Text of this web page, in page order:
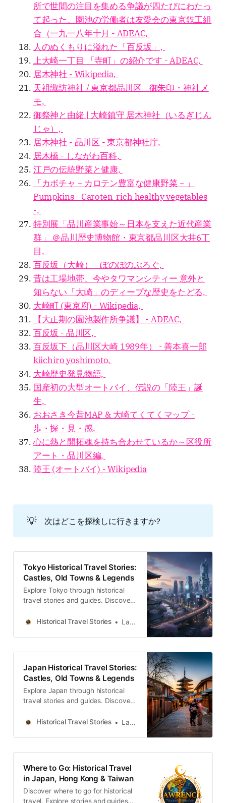
所で世間の注目を集める争議が四たびにわたっ
て起った。園池の労働者は友愛会の東京鉄工組
合（一九一八年十月 - ADEAC,
人のぬくもりに溢れた「百反坂」,
上大崎一丁目 「寺町」の紹介です - ADEAC,
居木神社 - Wikipedia,
天祖諏訪神社 / 東京都品川区 - 御朱印・神社メ
モ,
御祭神と由緒 | 大崎鎮守 居木神社（いるぎじん
じゃ）,
居木神社 - 品川区 - 東京都神社庁,
居木橋 - しながわ百科,
江戸の伝統野菜と健康,
「カボチャ－カロテン豊富な健康野菜－」
Pumpkins - Caroten-rich healthy vegetables
-,
特別展「品川産業事始～日本を支えた近代産業
群」 ＠品川歴史博物館・東京都品川区大井6丁
目,
百反坂（大崎） - ぼのぼのぶろぐ,
昔は工場地帯、今やタワマンシティー 意外と
知らない「大崎」のディープな歴史をたどる,
大崎町 (東京府) - Wikipedia,
【大正期の園池製作所争議】 - ADEAC,
百反坂 - 品川区,
百反坂下（品川区大崎 1989年） - 善本喜一郎
kiichiro yoshimoto,
大崎歴史発見物語,
国産初の大型オートバイ、伝説の「陸王」誕
生,
おおさき今昔MAP & 大崎てくてくマップ -
歩・探・見・感,
心に熱と開拓魂を持ち合わせているか～区役所
アート・品川区編,
陸王 (オートバイ) - Wikipedia
💡 次はどこを探検しに行きますか?
Tokyo Historical Travel Stories:
Castles, Old Towns & Legends
Explore Tokyo through historical
travel stories and guides. Discover
legends across the country.
Historical Travel Stories Lawrence
Japan Historical Travel Stories:
Castles, Old Towns & Legends
Explore Japan through historical
travel stories and guides. Discover
legends across the country.
Historical Travel Stories Lawrence
Where to Go: Historical Travel
in Japan, Hong Kong & Taiwan
Discover where to go for historical
travel. Explore stories and guides